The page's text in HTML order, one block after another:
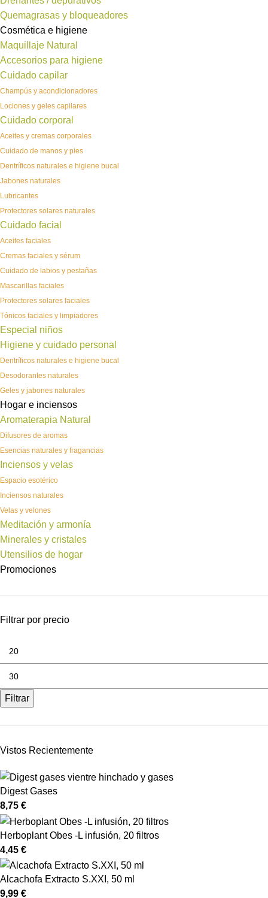
Quemagrasas y bloqueadores
Cosmética e higiene
Maquillaje Natural
Accesorios para higiene
Cuidado capilar
Champús y acondicionadores
Lociones y geles capilares
Cuidado corporal
Aceites y cremas corporales
Cuidado de manos y pies
Dentríficos naturales e higiene bucal
Jabones naturales
Lubricantes
Protectores solares naturales
Cuidado facial
Aceites faciales
Cremas faciales y sérum
Cuidado de labios y pestañas
Mascarillas faciales
Protectores solares faciales
Tónicos faciales y limpiadores
Especial niños
Higiene y cuidado personal
Dentríficos naturales e higiene bucal
Desodorantes naturales
Geles y jabones naturales
Hogar e inciensos
Aromaterapia Natural
Difusores de aromas
Esencias naturales y fragancias
Inciensos y velas
Espacio esotérico
Inciensos naturales
Velas y velones
Meditación y armonía
Minerales y cristales
Utensilios de hogar
Promociones
Filtrar por precio
Filtrar
Vistos Recientemente
Digest Gases
8,75 €
Herboplant Obes -L infusión, 20 filtros
4,45 €
Alcachofa Extracto S.XXI, 50 ml
9,99 €